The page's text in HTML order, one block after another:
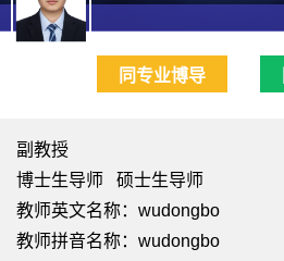
同专业博导
副教授
博士生导师 硕士生导师
教师英文名称：wudongbo
教师拼音名称：wudongbo